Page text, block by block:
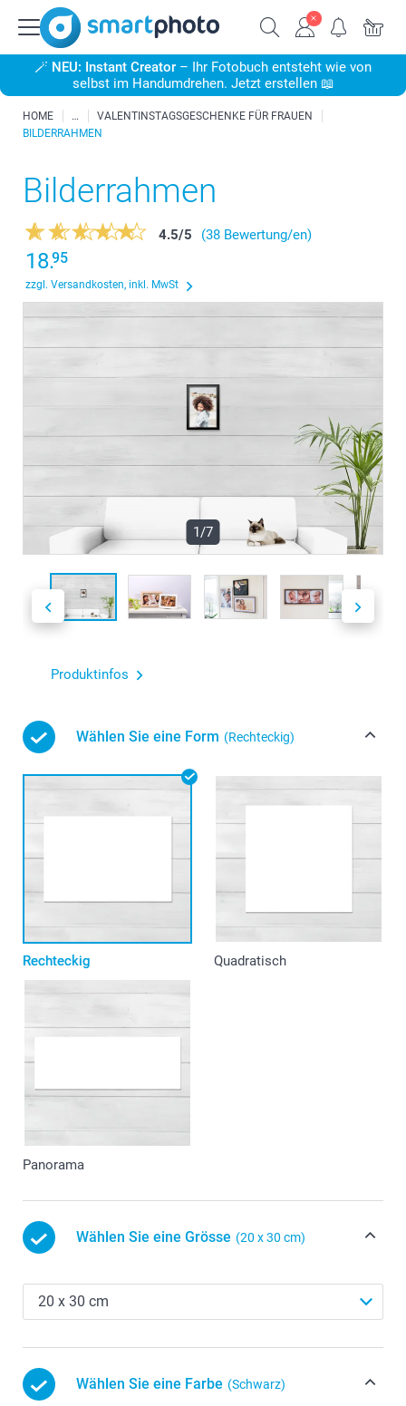
🪄 NEU: Instant Creator – Ihr Fotobuch entsteht wie von
selbst im Handumdrehen. Jetzt erstellen 📖
HOME
VALENTINSTAGSGESCHENKE FÜR FRAUEN
BILDERRAHMEN
Bilderrahmen
4.5/5 (38 Bewertung/en)
18.95
zzgl. Versandkosten, inkl. MwSt
1/7
Produktinfos
Wählen Sie eine Form (Rechteckig)
Rechteckig Quadratisch
Panorama
Wählen Sie eine Grösse (20 x 30 cm)
Wählen Sie eine Farbe (Schwarz)